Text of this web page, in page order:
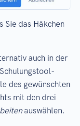
Sie das Häkchen
auch in der
des gewünschten
mit den drei
auswählen.